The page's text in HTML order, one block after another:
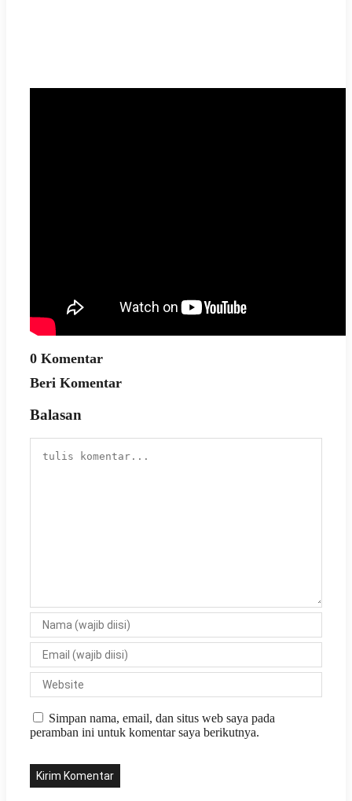
0 Komentar
Beri Komentar
Balasan
Simpan nama, email, dan situs web saya pada
peramban ini untuk komentar saya berikutnya.